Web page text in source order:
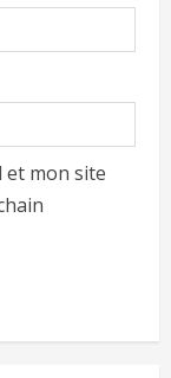
et mon site